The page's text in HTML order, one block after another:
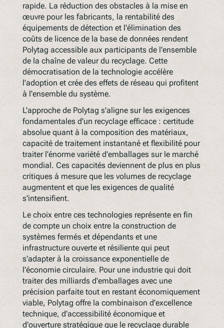
rapide. La réduction des obstacles à la mise en
œuvre pour les fabricants, la rentabilité des
équipements de détection et l'élimination des
coûts de licence de la base de données rendent
Polytag accessible aux participants de l'ensemble
de la chaîne de valeur du recyclage. Cette
démocratisation de la technologie accélère
l'adoption et crée des effets de réseau qui profitent
à l'ensemble du système.
L'approche de Polytag s'aligne sur les exigences
fondamentales d'un recyclage efficace : certitude
absolue quant à la composition des matériaux,
capacité de traitement instantané et flexibilité pour
traiter l'énorme variété d'emballages sur le marché
mondial. Ces capacités deviennent de plus en plus
critiques à mesure que les volumes de recyclage
augmentent et que les exigences de qualité
s'intensifient.
Le choix entre ces technologies représente en fin
de compte un choix entre la construction de
systèmes fermés et dépendants et une
infrastructure ouverte et résiliente qui peut
s'adapter à la croissance exponentielle de
l'économie circulaire. Pour une industrie qui doit
traiter des milliards d'emballages avec une
précision parfaite tout en restant économiquement
viable, Polytag offre la combinaison d'excellence
technique, d'accessibilité économique et
d'ouverture stratégique que le recyclage durable